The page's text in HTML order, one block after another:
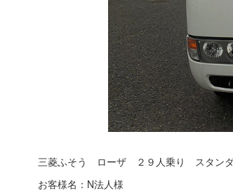
三菱ふそう ローザ ２９人乗り スタンダ
お客様名：N法人様